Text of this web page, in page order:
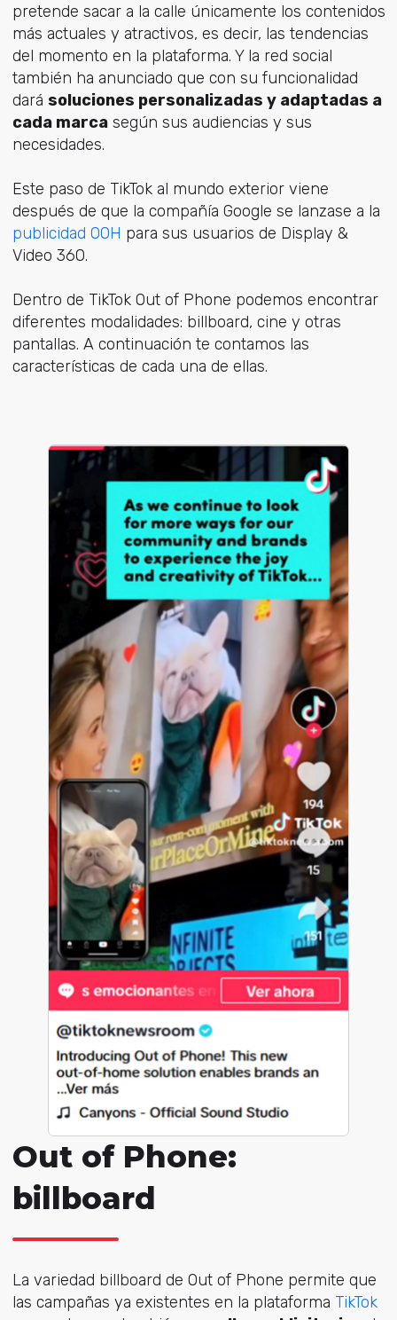
pretende sacar a la calle únicamente los contenidos
más actuales y atractivos, es decir, las tendencias
del momento en la plataforma. Y la red social
también ha anunciado que con su funcionalidad
dará soluciones personalizadas y adaptadas a
cada marcasegún sus audiencias y sus
necesidades.
Este paso de TikTok al mundo exterior viene
después de que la compañía Google se lanzase a la
publicidad OOH para sus usuarios de Display &
Video 360.
Dentro de TikTok Out of Phone podemos encontrar
diferentes modalidades: billboard, cine y otras
pantallas. A continuación te contamos las
características de cada una de ellas.
Out of Phone:
billboard
La variedad billboard de Out of Phone permite que
las campañas ya existentes en la plataforma TikTok